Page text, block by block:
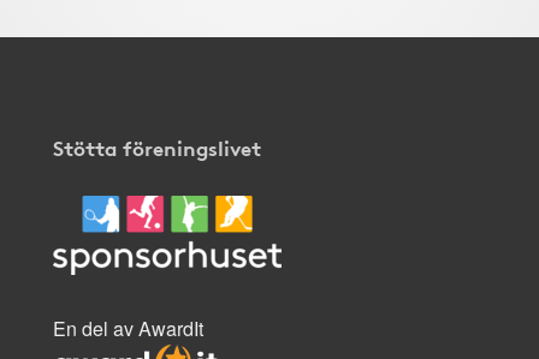
Stötta föreningslivet
En del av AwardIt